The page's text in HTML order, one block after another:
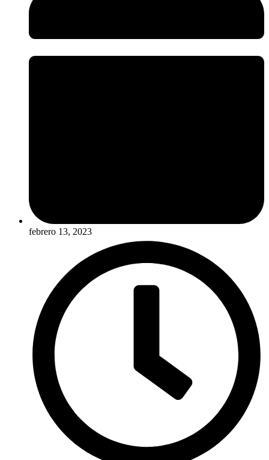
febrero 13, 2023